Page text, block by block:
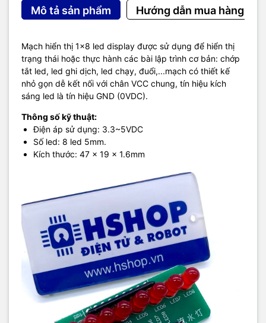
Mô tả sản phẩm Hướng dẫn mua hàng
Mạch hiển thị 1x8 led display được sử dụng để hiển thị
trạng thái hoặc thực hành các bài lập trình cơ bản: chớp
tắt led, led ghi dịch, led chạy, đuổi,...mạch có thiết kế
nhỏ gọn dễ kết nối với chân VCC chung, tín hiệu kích
sáng led là tín hiệu GND (0VDC).
Thông số kỹ thuật:
Điện áp sử dụng: 3.3~5VDC
Số led: 8 led 5mm.
Kích thước: 47 x 19 x 1.6mm